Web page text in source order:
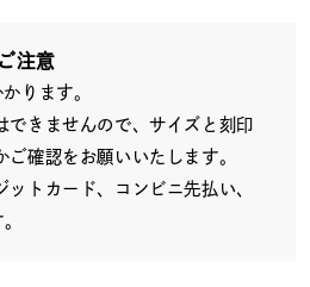
(tax
in)
注意
ります。
きませんので、サイズと刻印
確認をお願いいたします。
トカード、コンビニ先払い、